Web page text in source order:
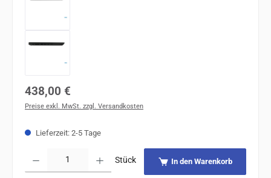
Regulärer Preis:
438,00 €
Preise exkl. MwSt. zzgl. Versandkosten
Lieferzeit: 2-5 Tage
Stück In den Warenkorb